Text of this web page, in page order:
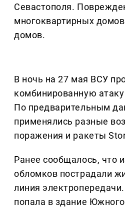
Севастополя.
многоквартирных
домов.
В ночь на 27 мая ВСУ
комбинированную
По предварительным
применялись разные
поражения и ракеты
Ранее сообщалось, что
обломков пострадали
линия
попала в здание